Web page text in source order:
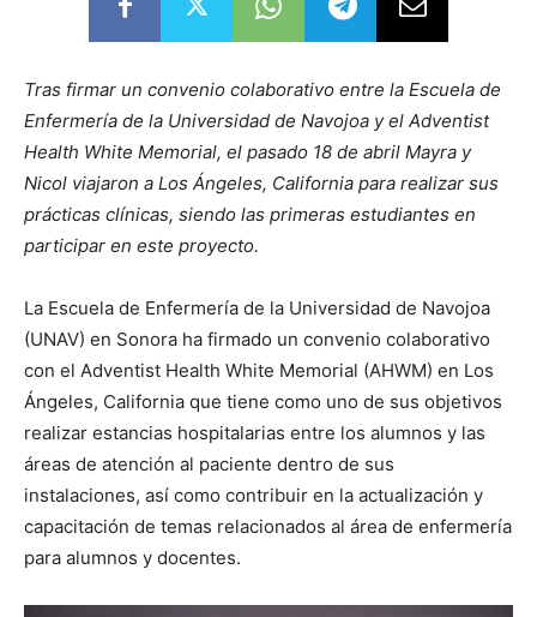
Tras firmar un convenio colaborativo entre la Escuela de
Enfermería de la Universidad de Navojoa y el Adventist
Health White Memorial, el pasado 18 de abril Mayra y
Nicol viajaron a Los Ángeles, California para realizar sus
prácticas clínicas, siendo las primeras estudiantes en
participar en este proyecto.
La Escuela de Enfermería de la Universidad de Navojoa
(UNAV) en Sonora ha firmado un convenio colaborativo
con el Adventist Health White Memorial (AHWM) en Los
Ángeles, California que tiene como uno de sus objetivos
realizar estancias hospitalarias entre los alumnos y las
áreas de atención al paciente dentro de sus
instalaciones, así como contribuir en la actualización y
capacitación de temas relacionados al área de enfermería
para alumnos y docentes.